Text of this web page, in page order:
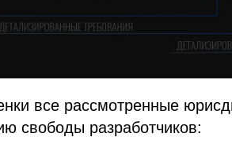
все рассмотренные
свободы разработчиков: